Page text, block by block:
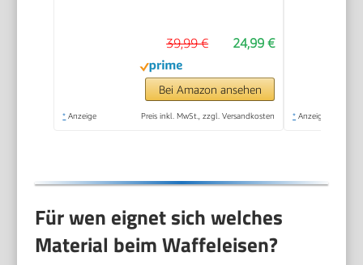
praktisch, ca. 1.300 W
Leistung,
schwarz/Edelstal, WA
2103
24,99 €
39,99 €
Bei Amazon ansehen
* Anzeige Preis inkl. MwSt., zzgl. Versandkosten * Anzeige
Für wen eignet sich welches
Material beim Waffeleisen?